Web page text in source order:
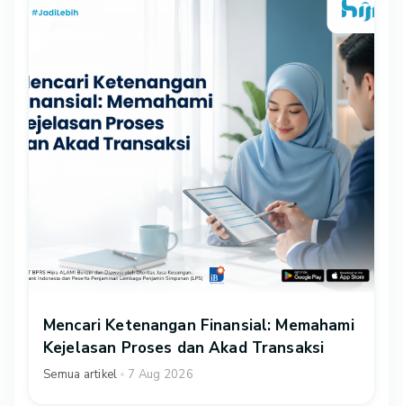
Mencari Ketenangan Finansial: Memahami
Kejelasan Proses dan Akad Transaksi
Semua artikel 7 Aug 2026